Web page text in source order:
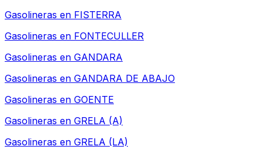
Gasolineras en FISTERRA
Gasolineras en FONTECULLER
Gasolineras en GANDARA
Gasolineras en GANDARA DE ABAJO
Gasolineras en GOENTE
Gasolineras en GRELA (A)
Gasolineras en GRELA (LA)